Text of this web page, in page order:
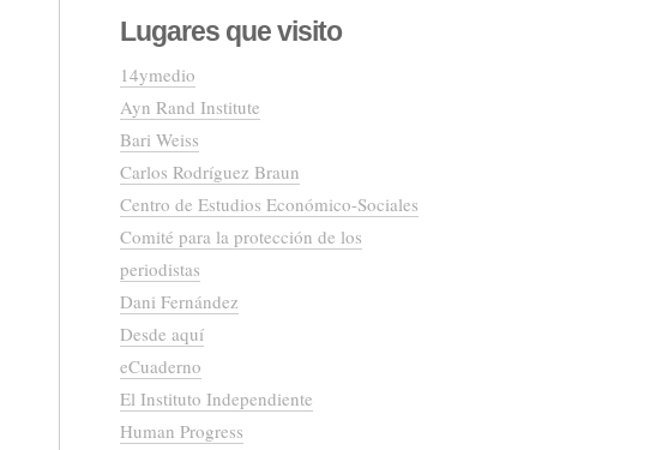
Lugares que visito
14ymedio
Ayn Rand Institute
Bari Weiss
Carlos Rodríguez Braun
Centro de Estudios Económico-Sociales
Comité para la protección de los
periodistas
Dani Fernández
Desde aquí
eCuaderno
El Instituto Independiente
Human Progress